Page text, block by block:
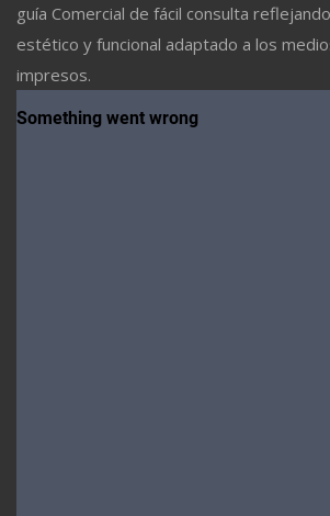
guía Comercial de fácil consulta
estético y funcional adaptado a los
impresos.